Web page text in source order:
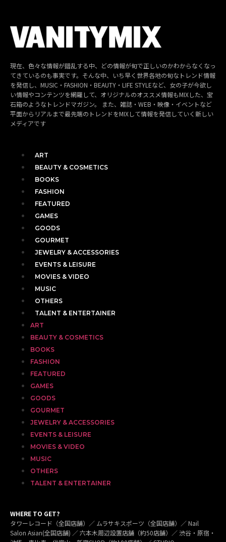
現在、色々な情報が錯乱する中、どの情報が旬で正しいのかわからなくなっ
てきているのも事実です。そんな中、いち早く世界各地の旬なトレンド情報
を発信し、MUSIC・FASHION・BEAUTY・LIFE STYLEなど、女の子が今欲し
い情報やコンテンツを網羅して、オリジナルのオススメ情報もMIXした、宝
石箱のようなトレンドマガジン。 また、雑誌・WEB・映像・イベントなど
平面からリアルまで最先端のトレンドをMIXして情報を発信していく新しい
メディアです
ART
BEAUTY & COSMETICS
BOOKS
FASHION
FEATURED
GAMES
GOODS
GOURMET
JEWELRY & ACCESSORIES
EVENTS & LEISURE
MOVIES & VIDEO
MUSIC
OTHERS
TALENT & ENTERTAINER
ART
BEAUTY & COSMETICS
BOOKS
FASHION
FEATURED
GAMES
GOODS
GOURMET
JEWELRY & ACCESSORIES
EVENTS & LEISURE
MOVIES & VIDEO
MUSIC
OTHERS
TALENT & ENTERTAINER
WHERE TO GET?
タワーレコード（全国店舗）／ ムラサキスポーツ（全国店舗）／ Nail
Salon Asian(全国店舗) ／ 六本木周辺設置店舗（約50店舗）／ 渋谷・原宿・